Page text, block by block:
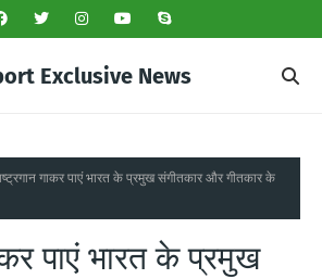
Exclusive News
गाकर पाएं भारत के प्रमुख संगीतकार और गीतकार के
पाएं भारत के प्रमुख